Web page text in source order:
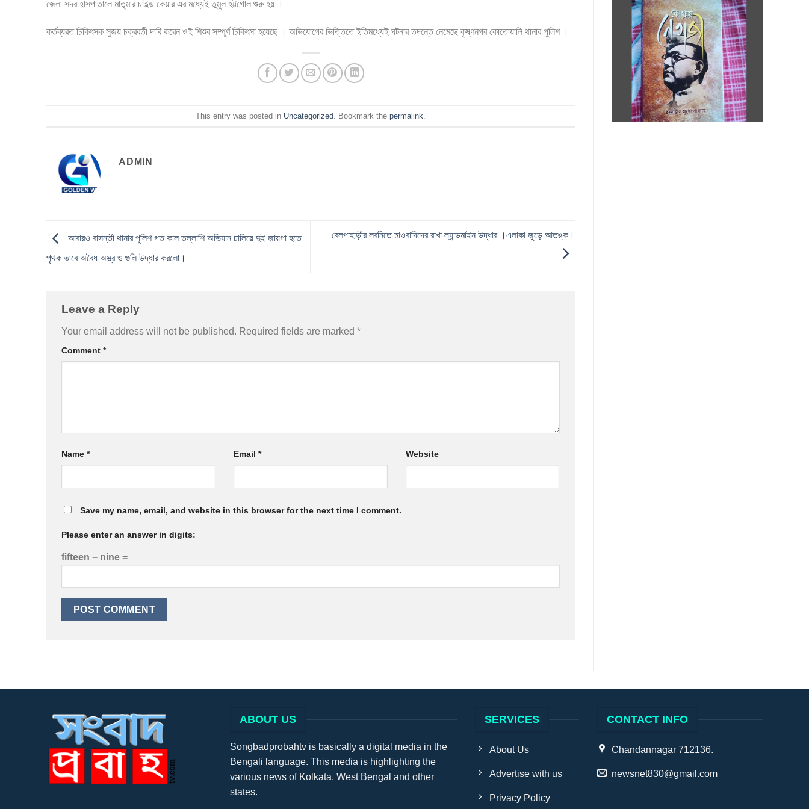
জেলা সদর হাসপাতালে মাতৃমার চাইল্ড কেয়ার এর মধ্যেই তুমুল হট্টগোল শুরু হয় ।
কর্তব্যরত চিকিৎসক সুজয় চক্রবর্তী দাবি করেন ওই শিশুর সম্পূর্ণ চিকিৎসা হয়েছে । অভিযোগের ভিত্তিতে ইতিমধ্যেই ঘটনার তদন্তে নেমেছে কৃষ্ণনগর কোতোয়ালি থানার পুলিশ ।
This entry was posted in Uncategorized. Bookmark the permalink
ADMIN
আবারও বাসন্তী থানার পুলিশ গত কাল তল্লাশি অভিযান চালিয়ে দুই জায়গা হতে
পৃথক ভাবে অবৈধ অস্ত্র ও গুলি উদ্ধার করলো।
বেলপাহাড়ীর লবনিতে মাওবাদিদের রাখা ল্যান্ডমাইন উদ্ধার ।এলাকা জুড়ে আতঙ্ক।
Leave a Reply
Your email address will not be published. Required fields are marked *
Comment *
Name * Email * Website
Save my name, email, and website in this browser for the next time I comment.
Please enter an answer in digits:
fifteen − nine =
ABOUT US
Songbadprobahtv is basically a digital media in the
Bengali language. This media is highlighting the
various news of Kolkata, West Bengal and other
states.
SERVICES
About Us
Advertise with us
Privacy Policy
CONTACT INFO
Chandannagar 712136.
newsnet830@gmail.com